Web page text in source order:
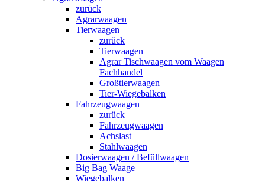
zurück
Agrarwaagen
Tierwaagen
zurück
Tierwaagen
Agrar Tischwaagen vom Waagen
Fachhandel
Großtierwaagen
Tier-Wiegebalken
Fahrzeugwaagen
zurück
Fahrzeugwaagen
Achslast
Stahlwaagen
Dosierwaagen / Befüllwaagen
Big Bag Waage
Wiegebalken